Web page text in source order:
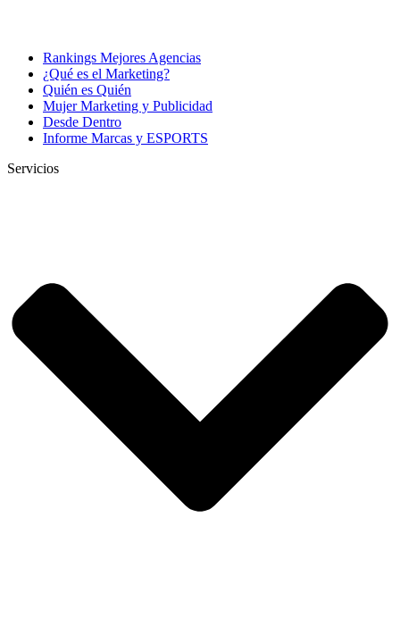
Rankings Mejores Agencias
¿Qué es el Marketing?
Quién es Quién
Mujer Marketing y Publicidad
Desde Dentro
Informe Marcas y ESPORTS
Servicios